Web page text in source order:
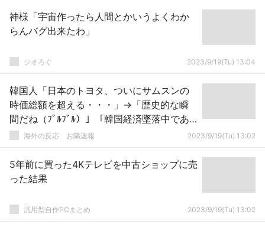
神様「宇宙作ったら人間とかいうよくわか
らんバグ出来たわ」
ジオろぐ 2023/9/19(Tu) 13:04
韓国人「日本のトヨタ、ついにサムスンの
時価総額を超える・・・」→「歴史的な瞬
間だね（ﾌﾞﾙﾌﾞﾙ）」「韓国経済墜落中であ
る」海外の反応 お隣速報 2023/9/19(Tu) 13:02
5年前に買った4Kテレビを中古ショップに売
った結果
汎用型自作PCまとめ 2023/9/19(Tu) 13:02